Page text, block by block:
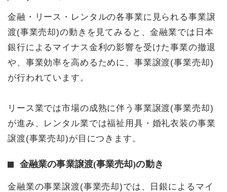
金融・リース・レンタルの各事業に見られる事業譲
渡(事業売却)の動きを見てみると、金融業では日本
銀行によるマイナス金利の影響を受けた事業の撤退
や、事業効率を高めるために、事業譲渡(事業売却)
が行われています。
リース業では市場の成熟に伴う事業譲渡(事業売却)
が進み、レンタル業では福祉用具・婚礼衣装の事業
譲渡(事業売却)が目につきます。
金融業の事業譲渡(事業売却)の動き
金融業の事業譲渡(事業売却)では、日銀によるマイ